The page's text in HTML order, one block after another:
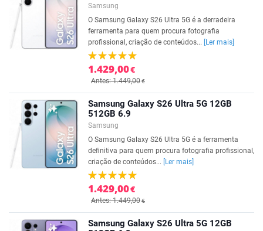
Samsung
O Samsung Galaxy S26 Ultra 5G é a derradeira
ferramenta para quem procura fotografia
profissional, criação de conteúdos...
[Ler mais]
1.429,00€
Antes: 1.449,00€
Samsung Galaxy S26 Ultra 5G 12GB
512GB 6.9
Samsung
O Samsung Galaxy S26 Ultra 5G é a ferramenta
definitiva para quem procura fotografia profissional,
criação de conteúdos...
[Ler mais]
1.429,00€
Antes: 1.449,00€
Samsung Galaxy S26 Ultra 5G 12GB